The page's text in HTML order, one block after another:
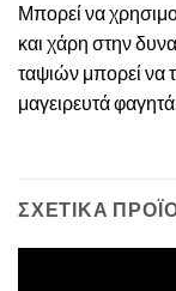
Μπορεί να
και χάρη στην
ταψιών μπορεί να
μαγειρευτά
ΣΧΕΤΙΚΑ